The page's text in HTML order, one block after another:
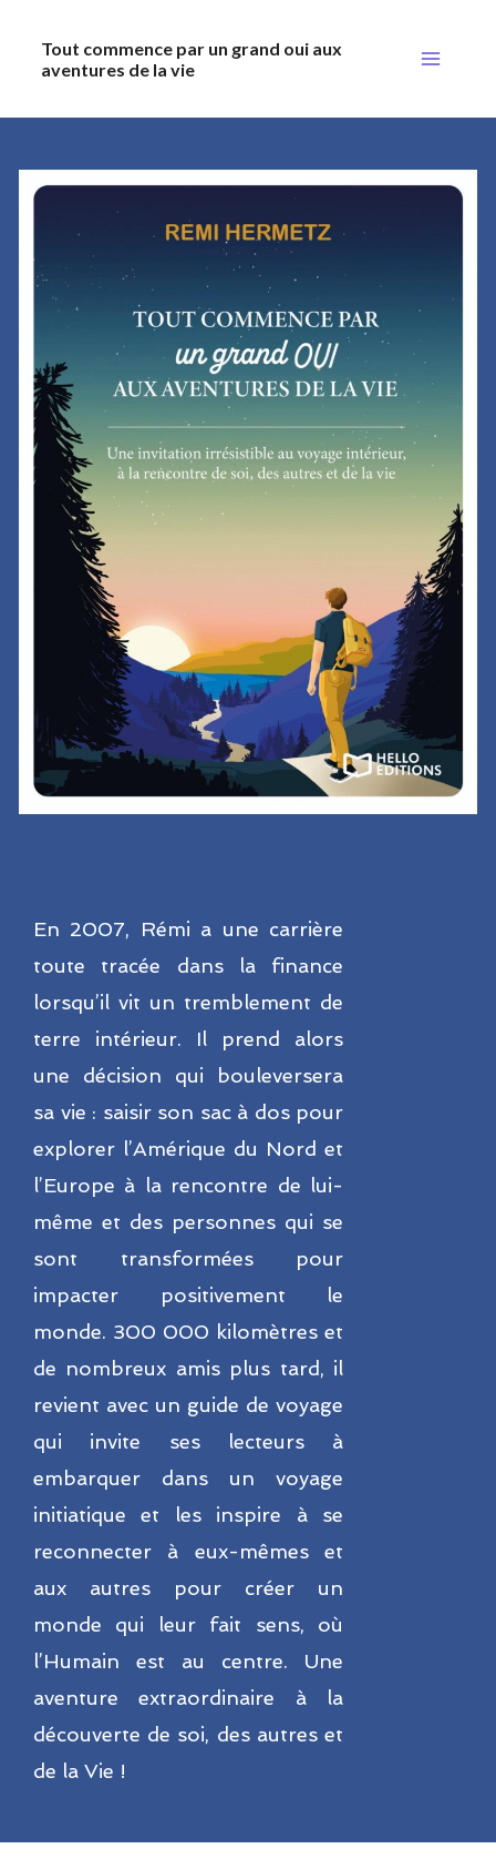
Tout commence par un grand oui aux
aventures de la vie
En 2007, Rémi a une carrière
toute tracée dans la finance
lorsqu’il vit un tremblement de
terre intérieur. Il prend alors
une décision qui bouleversera
sa vie : saisir son sac à dos pour
explorer l’Amérique du Nord et
l’Europe à la rencontre de lui-
même et des personnes qui se
sont transformées pour
impacter positivement le
monde. 300 000 kilomètres et
de nombreux amis plus tard, il
revient avec un guide de voyage
qui invite ses lecteurs à
embarquer dans un voyage
initiatique et les inspire à se
reconnecter à eux-mêmes et
aux autres pour créer un
monde qui leur fait sens, où
l’Humain est au centre. Une
aventure extraordinaire à la
découverte de soi, des autres et
de la Vie !